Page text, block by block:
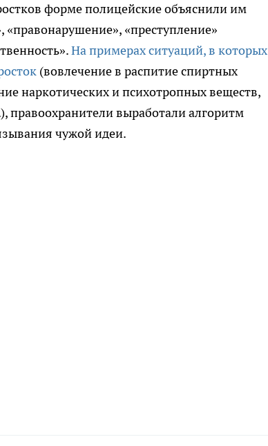
форме полицейские объяснили им
«правонарушение», «преступление»
На примерах ситуаций, в которых
(вовлечение в распитие спиртных
наркотических и психотропных веществ,
правоохранители выработали алгоритм
чужой идеи.